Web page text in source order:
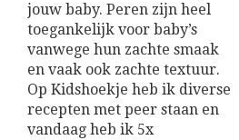
jouw baby. Peren zijn heel
toegankelijk voor baby’s
vanwege hun zachte smaak
en vaak ook zachte textuur.
Op Kidshoekje heb ik diverse
recepten met peer staan en
vandaag heb ik 5x